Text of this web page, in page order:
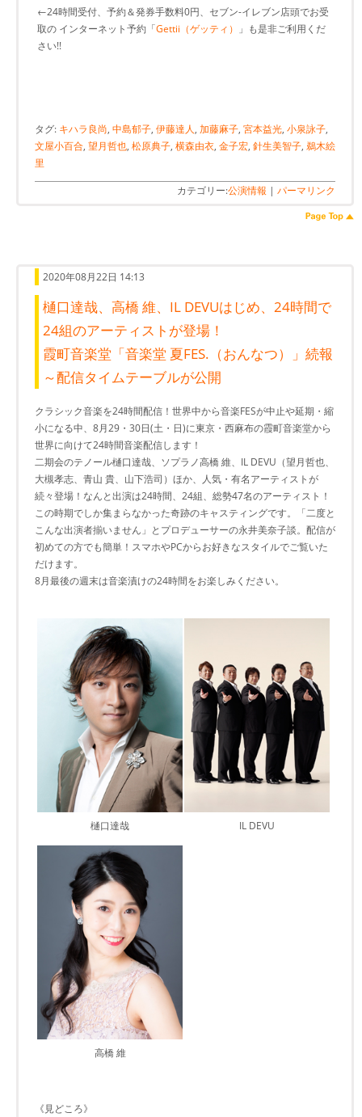
←24時間受付、予約＆発券手数料0円、セブン-イレブン店頭でお受
取の インターネット予約「Gettii（ゲッティ）
」も是非ご利用くだ
さい!!
タグ: キハラ良尚, 中島郁子, 伊藤達人, 加藤麻子, 宮本益光, 小泉詠子,
文屋小百合, 望月哲也, 松原典子, 横森由衣, 金子宏, 針生美智子, 鵜木絵
里
カテゴリー:公演情報 | パーマリンク
2020年08月22日 14:13
樋口達哉、高橋 維、IL DEVUはじめ、24時間で
24組のアーティストが登場！
霞町音楽堂「音楽堂 夏FES.（おんなつ）」続報
～配信タイムテーブルが公開
クラシック音楽を24時間配信！世界中から音楽FESが中止や延期・縮
小になる中、8月29・30日(土・日)に東京・西麻布の霞町音楽堂から
世界に向けて24時間音楽配信します！
二期会のテノール樋口達哉、ソプラノ高橋 維、IL DEVU（望月哲也、
大槻孝志、青山 貴、山下浩司）ほか、人気・有名アーティストが
続々登場！なんと出演は24時間、24組、総勢47名のアーティスト！
この時期でしか集まらなかった奇跡のキャスティングです。「二度と
こんな出演者揃いません」とプロデューサーの永井美奈子談。配信が
初めての方でも簡単！スマホやPCからお好きなスタイルでご覧いた
だけます。
8月最後の週末は音楽漬けの24時間をお楽しみください。
樋口達哉 IL DEVU
高橋 維
《見どころ》